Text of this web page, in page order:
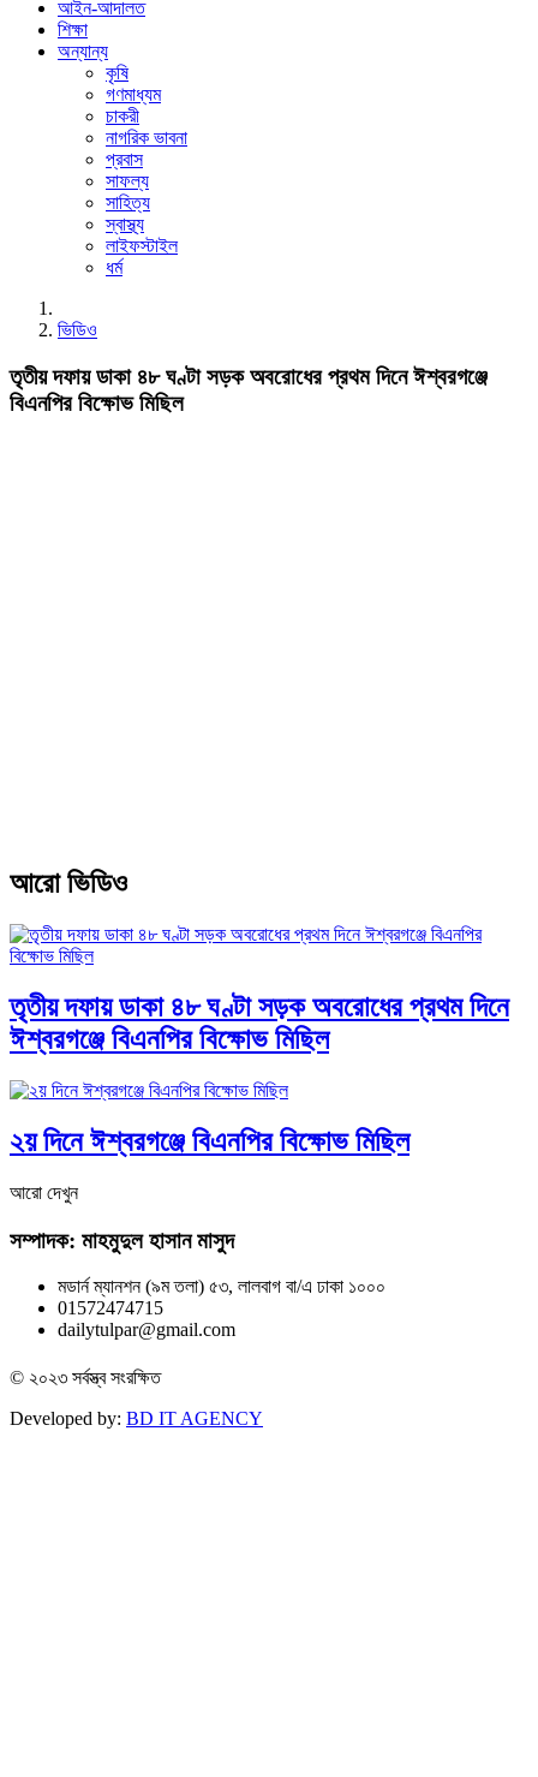
আইন-আদালত
শিক্ষা
অন্যান্য
কৃষি
গণমাধ্যম
চাকরী
নাগরিক ভাবনা
প্রবাস
সাফল্য
সাহিত্য
স্বাস্থ্য
লাইফস্টাইল
ধর্ম
ভিডিও
তৃতীয় দফায় ডাকা ৪৮ ঘণ্টা সড়ক অবরোধের প্রথম দিনে ঈশ্বরগঞ্জে
বিএনপির বিক্ষোভ মিছিল
আরো ভিডিও
তৃতীয় দফায় ডাকা ৪৮ ঘণ্টা সড়ক অবরোধের প্রথম দিনে
ঈশ্বরগঞ্জে বিএনপির বিক্ষোভ মিছিল
২য় দিনে ঈশ্বরগঞ্জে বিএনপির বিক্ষোভ মিছিল
আরো দেখুন
সম্পাদক: মাহমুদুল হাসান মাসুদ
মডার্ন ম্যানশন (৯ম তলা) ৫৩, লালবাগ বা/এ ঢাকা ১০০০
01572474715
dailytulpar@gmail.com
© ২০২৩ সর্বস্ত্ব সংরক্ষিত
Developed by: BD IT AGENCY